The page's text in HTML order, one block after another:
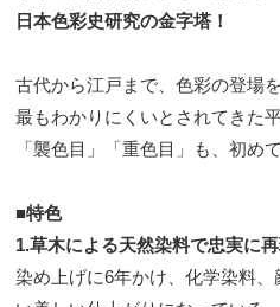
日本色彩史研究の金字塔！
古代から江戸まで、色彩の登場
最もわかりにくいとされてきた
「襲色目」「重色目」も、初め
■特色
1.草木による天然染料で忠実に
染め上げに6年かけ、化学染料